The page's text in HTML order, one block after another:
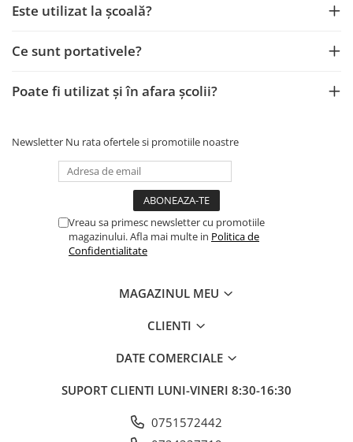
Caiete Velin
Calculatoare
Creioane cerate
Creioane colorate
Mine pentru creioane mecanice
Organizare și Arhivare
Accesorii de organizare
Este utilizat la școală?
Ce sunt portativele?
Poate fi utilizat și în afara școlii?
Newsletter Nu rata ofertele si promotiile noastre
Vreau sa primesc newsletter cu promotiile
magazinului. Afla mai multe in Politica de
Confidentialitate
MAGAZINUL MEU
CLIENTI
DATE COMERCIALE
SUPORT CLIENTI LUNI-VINERI 8:30-16:30
0751572442